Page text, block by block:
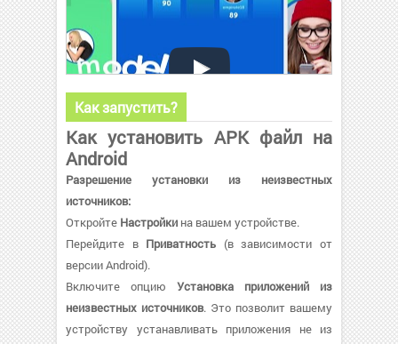
Как запустить?
Как установить APK файл на
Android
Разрешение установки из неизвестных
источников:
Откройте Настройки на вашем устройстве.
Перейдите в Приватность (в зависимости от
версии Android).
Включите опцию Установка приложений из
неизвестных источников. Это позволит вашему
устройству устанавливать приложения не из